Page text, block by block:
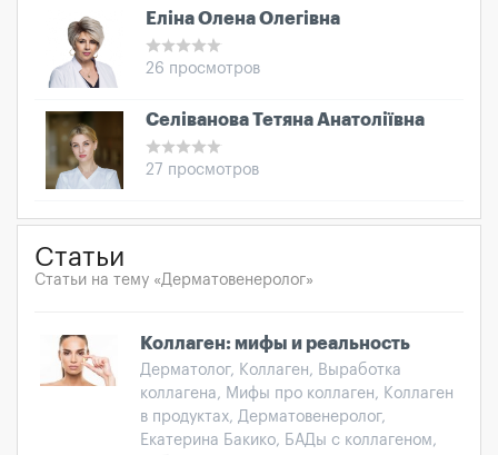
Еліна Олена Олегівна
26 просмотров
Селіванова Тетяна Анатоліївна
27 просмотров
Статьи
Статьи на тему «Дерматовенеролог»
Коллаген: мифы и реальность
Дерматолог, Коллаген, Выработка
коллагена, Мифы про коллаген, Коллаген
в продуктах, Дерматовенеролог,
Екатерина Бакико, БАДы с коллагеном,